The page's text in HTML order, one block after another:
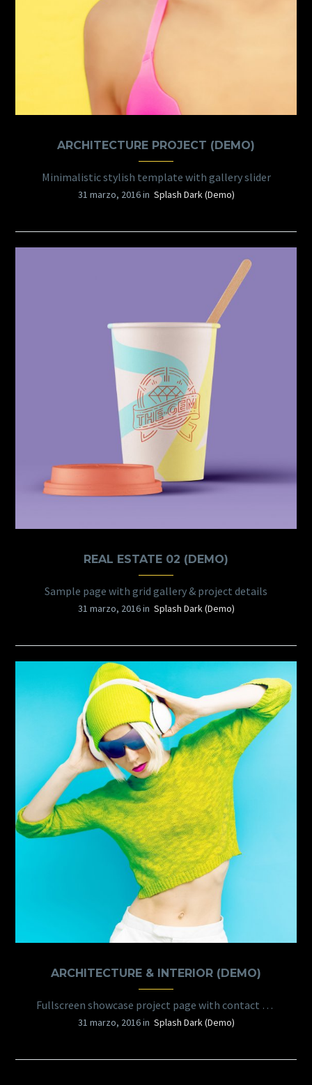
ARCHITECTURE PROJECT (DEMO)
Minimalistic stylish template with gallery slider
31 marzo, 2016 in Splash Dark (Demo)
REAL ESTATE 02 (DEMO)
Sample page with grid gallery & project details
31 marzo, 2016 in Splash Dark (Demo)
ARCHITECTURE & INTERIOR (DEMO)
Fullscreen showcase project page with contact form
31 marzo, 2016 in Splash Dark (Demo)